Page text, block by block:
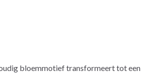
bloemmotief transformeert tot een